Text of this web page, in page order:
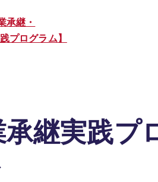
承継・
プログラム】
継実践プ